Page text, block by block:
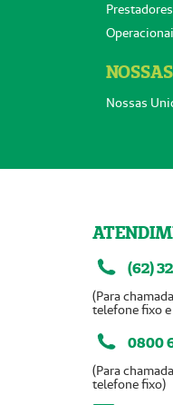
Nossas
(62)
(Para
telefone fixo
0800
(Para
telefone fixo)